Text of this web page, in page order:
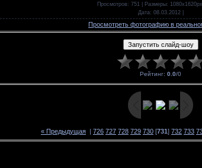
Просмотров: 751 | Размеры:
Дата: 08.03.2012
Просмотреть фотографию в
Рейтинг: 0.0/0
« Предыдущая | 726 727 728 729 730 [731] 732 733